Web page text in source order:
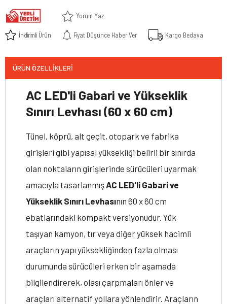
Yorum Yaz
İndirimli Ürün Fiyat Düşünce Haber Ver Kargo Bedava
ÜRÜN ÖZELLIKLERI
AC LED'li Gabari ve Yükseklik
Sınırı Levhası (60 x 60 cm)
Tünel, köprü, alt geçit, otopark ve fabrika
girişleri gibi yapısal yüksekliği belirli bir sınırda
olan noktaların girişlerinde sürücüleri uyarmak
amacıyla tasarlanmışAC LED'li Gabari ve
Yükseklik Sınırı Levhasının 60 x 60 cm
ebatlarındaki kompakt versiyonudur. Yük
taşıyan kamyon, tır veya diğer yüksek hacimli
araçların yapı yüksekliğinden fazla olması
durumunda sürücüleri erken bir aşamada
bilgilendirerek, olası çarpmaları önler ve
araçları alternatif yollara yönlendirir. Araçların